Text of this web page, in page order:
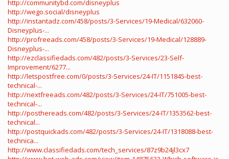
http://communitybd.com/disneyplus
http://wego.social/disneyplus
http://instantadz.com/458/posts/3-Services/19-Medical/632060-
Disneyplus-...
http://profreeads.com/458/posts/3-Services/19-Medical/128889-
Disneyplus-...
http://ezclassifiedads.com/482/posts/3-Services/23-Self-
Improvement/6277...
http://letspostfree.com/0/posts/3-Services/24-IT/1151845-best-
technical-...
http://nextfreeads.com/482/posts/3-Services/24-IT/751005-best-
technical-...
http://posthereads.com/482/posts/3-Services/24-IT/1353562-best-
technical...
http://postquickads.com/482/posts/3-Services/24-IT/1318088-best-
technica...
http://www.classifiedads.com/tech_services/87z9b24jl3cx7